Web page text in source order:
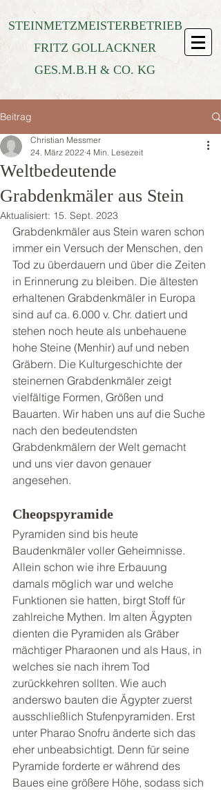
STEINMETZMEISTERBETRIEB
FRITZ GOLLACKNER
GES.M.B.H & CO. KG
Beitrag
Weltbedeutende
Grabdenkmäler aus Stein
Christian Messmer
24. März 2022 4 Min. Lesezeit
Aktualisiert: 15. Sept. 2023
Grabdenkmäler aus Stein waren schon
immer ein Versuch der Menschen, den
Tod zu überdauern und über die Zeiten
in Erinnerung zu bleiben. Die ältesten
erhaltenen Grabdenkmäler in Europa
sind auf ca. 6.000 v. Chr. datiert und
stehen noch heute als unbehauene
hohe Steine (Menhir) auf und neben
Gräbern. Die Kulturgeschichte der
steinernen Grabdenkmäler zeigt
vielfältige Formen, Größen und
Bauarten. Wir haben uns auf die Suche
nach den bedeutendsten
Grabdenkmälern der Welt gemacht
und uns vier davon genauer
angesehen.
Cheopspyramide
Pyramiden sind bis heute
Baudenkmäler voller Geheimnisse.
Allein schon wie ihre Erbauung
damals möglich war und welche
Funktionen sie hatten, birgt Stoff für
zahlreiche Mythen. Im alten Ägypten
dienten die Pyramiden als Gräber
mächtiger Pharaonen und als Haus, in
welches sie nach ihrem Tod
zurückkehren sollten. Wie auch
anderswo bauten die Ägypter zuerst
ausschließlich Stufenpyramiden. Erst
unter Pharao Snofru änderte sich das
eher unbeabsichtigt. Denn für seine
Pyramide forderte er während des
Baues eine größere Höhe, sodass sich